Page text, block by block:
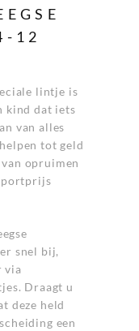
12
lintje is
kind dat iets
van alles
tot geld
opruimen
snel bij,
via
Draagt u
deze held
een